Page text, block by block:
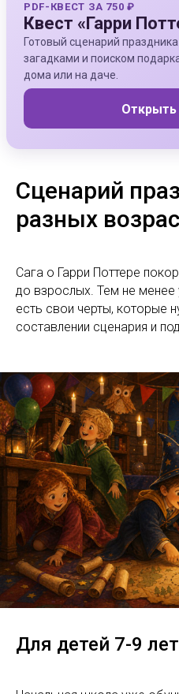
PDF-КВЕСТ ЗА 750 ₽
Квест «Гарри
Готовый сценарий
загадками и поиском
дома или на даче.
Сценарий
разных
Сага о Гарри Поттере
до взрослых. Тем не
есть свои черты, которые
составлении сценария и
Для детей 7-9 лет